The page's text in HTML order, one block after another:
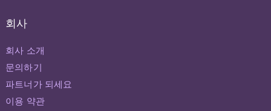
회사
회사 소개
문의하기
파트너가 되세요
이용 약관